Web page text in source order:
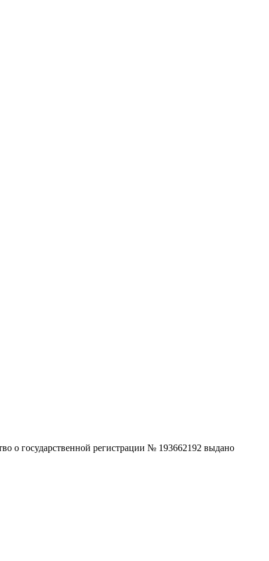
о государственной регистрации № 193662192 выдано